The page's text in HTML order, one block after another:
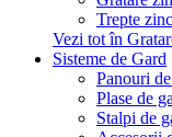
Trepte
Vezi tot în
Sisteme de Gard
Panouri
Plase de
Stalpi de